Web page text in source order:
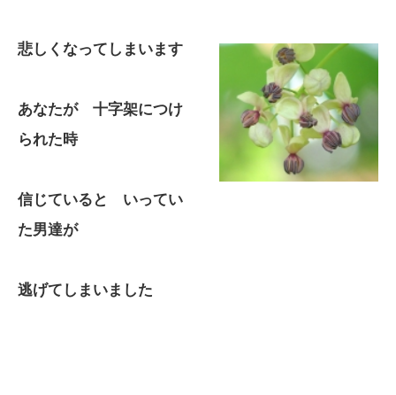
悲しくなってしまいます
あなたが 十字架につけ
られた時
信じていると いってい
た男達が
逃げてしまいました